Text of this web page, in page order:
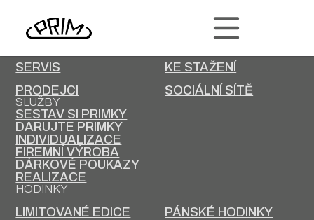
PRIM
KARIÉRA
SERVIS
KE STAŽENÍ
PRODEJCI
SOCIÁLNÍ SÍTĚ
SLUŽBY
SESTAV SI PRIMKY
DARUJTE PRIMKY
INDIVIDUALIZACE
FIREMNÍ VÝROBA
DÁRKOVÉ POUKAZY
REALIZACE
HODINKY
LIMITOVANÉ EDICE
PÁNSKÉ HODINKY